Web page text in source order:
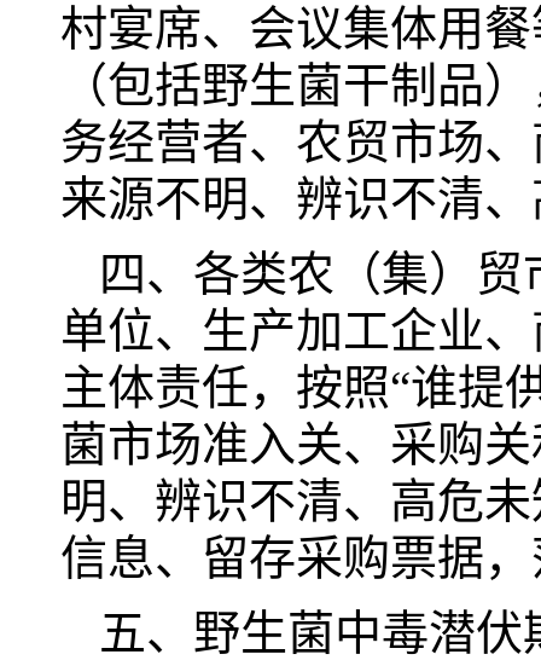
村宴席、会议集体用
（包括野生菌干制品
务经营者、农贸市场
来源不明、辨识不清
四、各类农（集）
单位、生产加工企业
主体责任，按照“谁提
菌市场准入关、采购
明、辨识不清、高危
信息、留存采购票据
五、野生菌中毒潜